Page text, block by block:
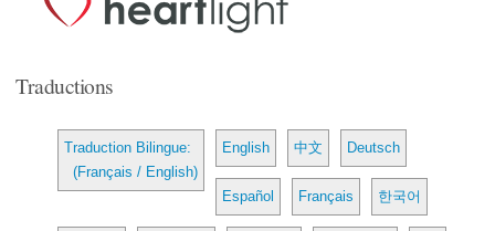
Traductions
Traduction Bilingue:
(Français / English)
English 中文 Deutsch
Español Français 한국어